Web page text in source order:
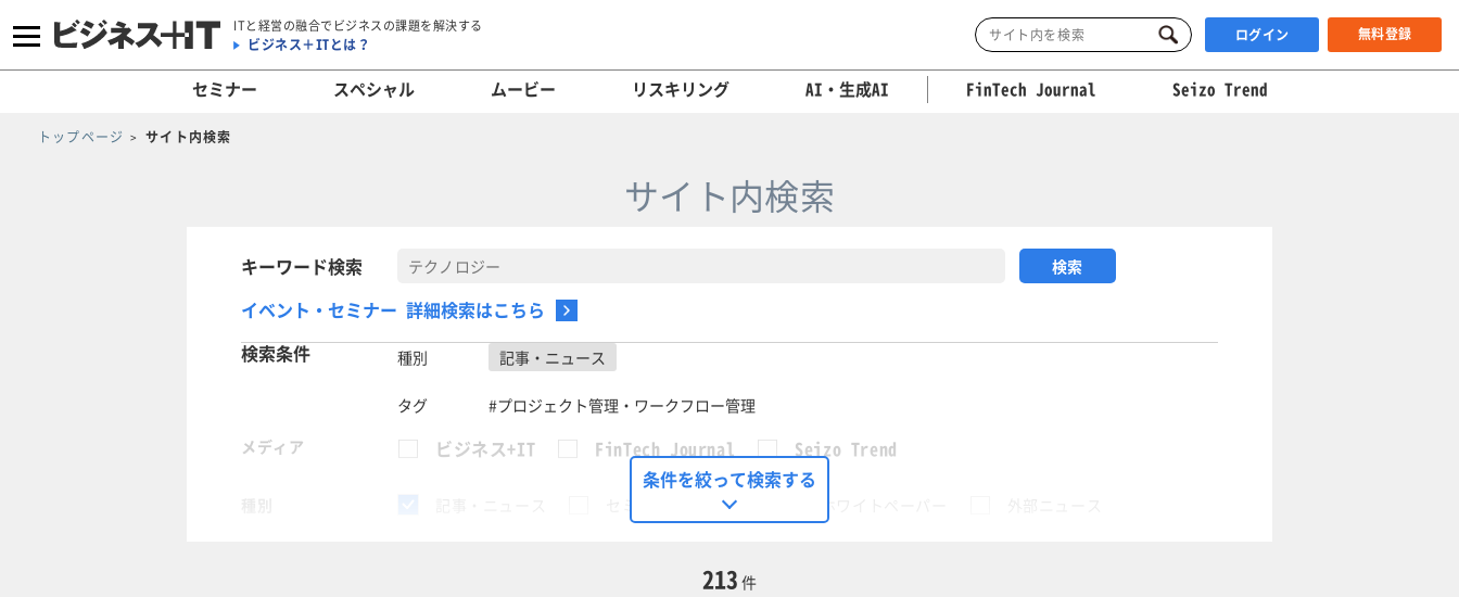
ITと経営の融合でビジネスの課題を解決する
ビジネス＋ITとは？ ログイン 無料登録
セミナー スペシャル ムービー リスキリング AI・生成AI FinTech Journal Seizo Trend
トップページ サイト内検索
サイト内検索
キーワード検索
イベント・セミナー 詳細検索はこちら
検索条件
種別 記事・ニュース
タグ
#プロジェクト管理・ワークフロー管理
メディア
ビジネス+IT FinTech Journal Seizo Trend
動画
条件を絞って検索する
213 件